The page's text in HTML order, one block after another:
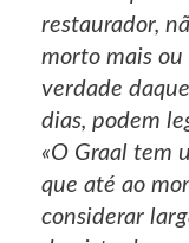
restaurador,
morto mais ou
verdade
dias, podem
«O Graal tem
que até ao
considerar